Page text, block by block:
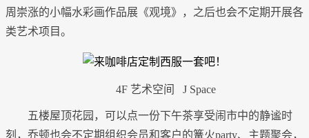
周崇涨的小幅水彩画作品展《观境》，之后也会不定期开展各
类艺术项目。
4F 艺术空间 J Space
五楼屋顶花园，可以点一份下午茶享受闹市中的静谧时
刻，乔顿也会不定期组织会员和客户的篝火party、主题聚会，